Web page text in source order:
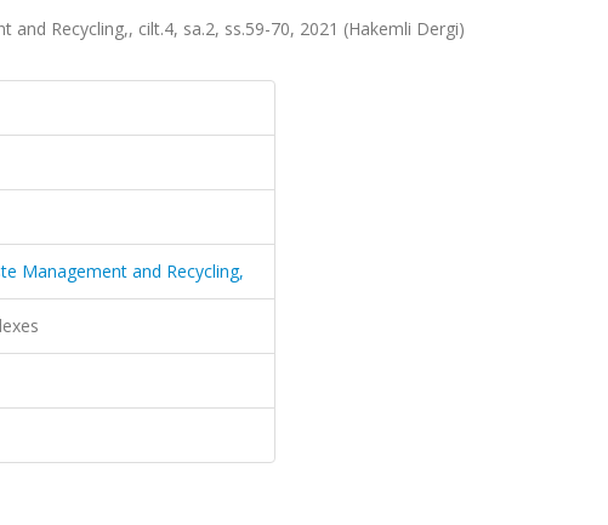
Recycling,, cilt.4, sa.2, ss.59-70, 2021 (Hakemli Dergi)
Management and Recycling,